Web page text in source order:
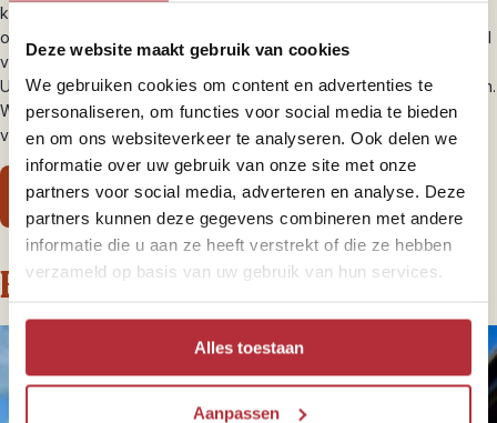
Deze website maakt gebruik van cookies
We gebruiken cookies om content en advertenties te
personaliseren, om functies voor social media te bieden
en om ons websiteverkeer te analyseren. Ook delen we
informatie over uw gebruik van onze site met onze
partners voor social media, adverteren en analyse. Deze
partners kunnen deze gegevens combineren met andere
informatie die u aan ze heeft verstrekt of die ze hebben
verzameld op basis van uw gebruik van hun services.
Alles toestaan
Aanpassen
kathedraal. De rots verandert van kleur bij elke lichtval, van diep
oranje tot paarsrood. Voor de Aboriginals is dit een heilige plek vol
verhalen en symboliek. Maak een begeleide wandeling rondom
Uluru en leer over de spirituele betekenis van de rotsschilderingen.
Wanneer de zon langzaam ondergaat en het landschap in goud
verandert, voel je hoe stil en groots de outback kan zijn.
Bekijk onze Outback-bouwsteen
Brisbane met Fraser Islands